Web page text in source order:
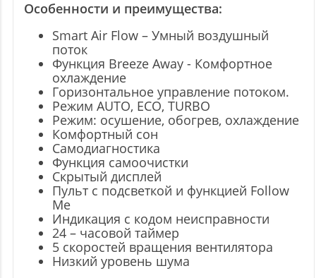
Особенности и преимущества:
Smart Air Flow – Умный воздушный
поток
Функция Breeze Away - Комфортное
охлаждение
Горизонтальное управление потоком.
Режим AUTO, ECO, TURBO
Режим: осушение, обогрев, охлаждение
Комфортный сон
Самодиагностика
Функция самоочистки
Скрытый дисплей
Пульт с подсветкой и функцией Follow
Me
Индикация с кодом неисправности
24 – часовой таймер
5 скоростей вращения вентилятора
Низкий уровень шума